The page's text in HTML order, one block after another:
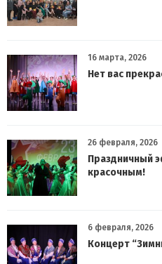
16 марта, 2026
Нет вас
26 февраля, 2026
Праздничный
красочным!
6 февраля, 2026
Концерт